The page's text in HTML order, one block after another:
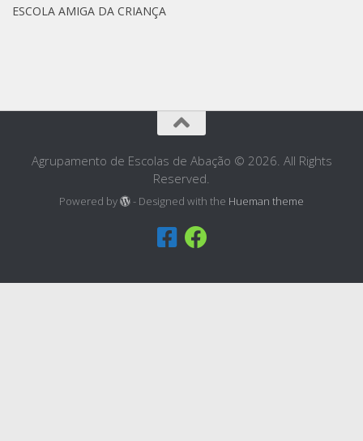
ESCOLA AMIGA DA CRIANÇA
Agrupamento de Escolas de Abação © 2026. All Rights
Reserved.
Powered by - Designed with the Hueman theme